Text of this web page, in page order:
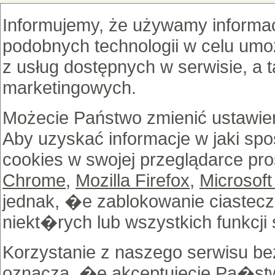
Informujemy, że używamy
podobnych technologii w celu
z usług dostępnych w serwisie,
marketingowych.
Możecie Państwo zmienić
Aby uzyskać informacje w jaki
cookies w swojej przeglądarce
Chrome, Mozilla Firefox,
jednak, �e zablokowanie
niekt�rych lub wszystkich funkcji
Korzystanie z naszego serwisu